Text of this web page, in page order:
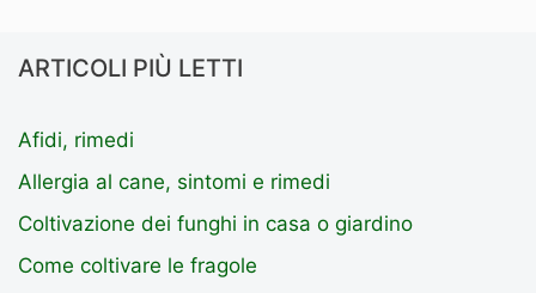
ARTICOLI PIÙ LETTI
Afidi, rimedi
Allergia al cane, sintomi e rimedi
Coltivazione dei funghi in casa o giardino
Come coltivare le fragole